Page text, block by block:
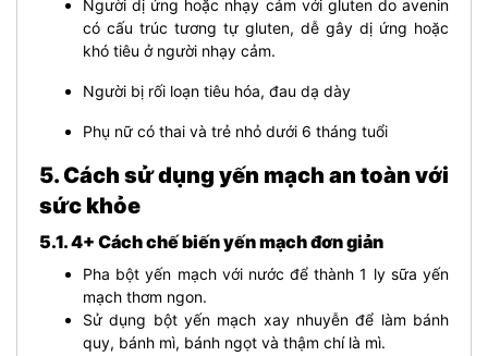
Người dị ứng hoặc nhạy cảm với gluten do avenin
có cấu trúc tương tự gluten, dễ gây dị ứng hoặc
khó tiêu ở người nhạy cảm.
Người bị rối loạn tiêu hóa, đau dạ dày
Phụ nữ có thai và trẻ nhỏ dưới 6 tháng tuổi
5. Cách sử dụng yến mạch an toàn với
sức khỏe
5.1. 4+ Cách chế biến yến mạch đơn giản
Pha bột yến mạch với nước để thành 1 ly sữa yến
mạch thơm ngon.
Sử dụng bột yến mạch xay nhuyễn để làm bánh
quy, bánh mì, bánh ngọt và thậm chí là mì.